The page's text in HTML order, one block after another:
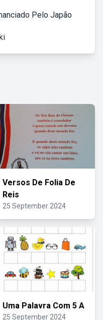
Pelo Japão
Versos De Folia De
Reis
25 September 2024
Uma Palavra Com 5 A
25 September 2024